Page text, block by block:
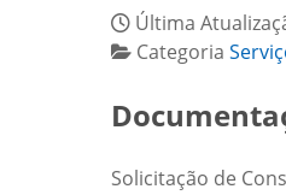
Última
Categoria
Solicitação de